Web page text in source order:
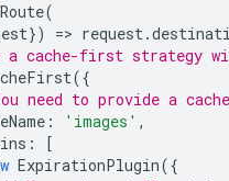
(
}) => request.
a cache-first strategy
({
need to provide a
: 'images' ,
:
[
ExpirationPlugin({